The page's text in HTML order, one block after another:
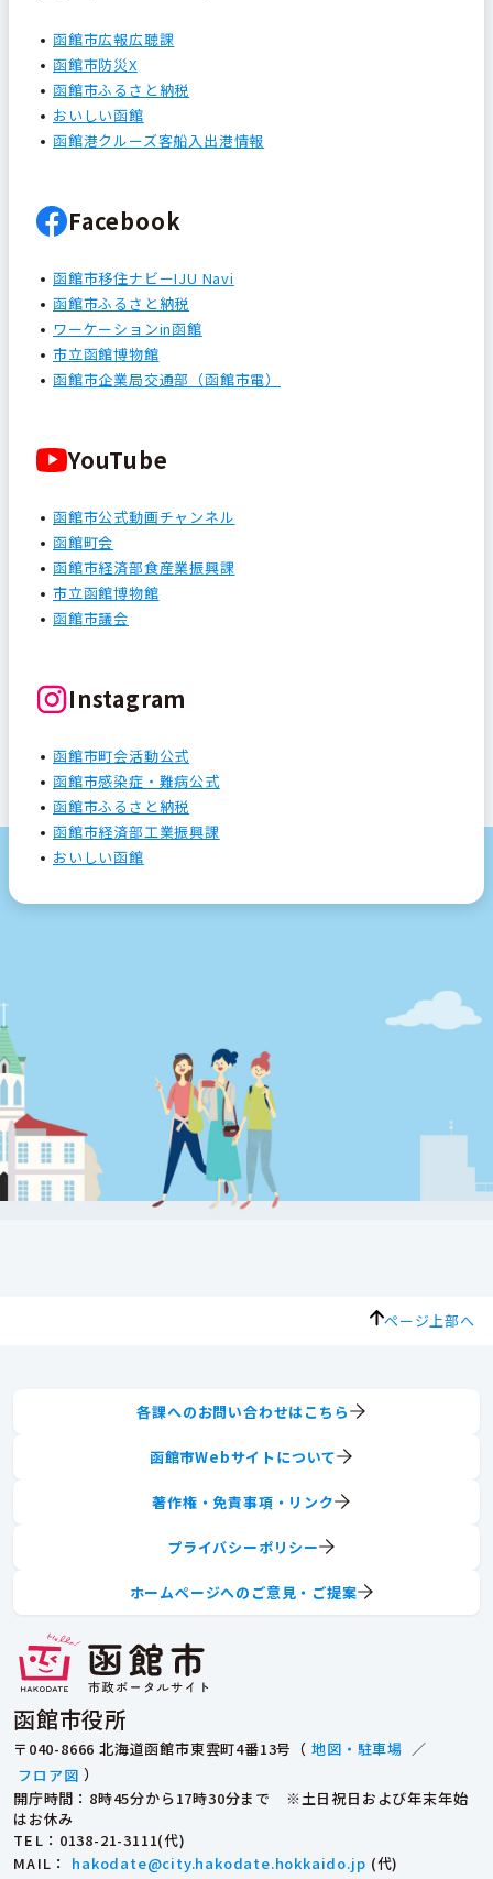
函館市広報広聴課
函館市防災X
函館市ふるさと納税
おいしい函館
函館港クルーズ客船入出港情報
Facebook
函館市移住ナビーIJU Navi
函館市ふるさと納税
ワーケーションin函館
市立函館博物館
函館市企業局交通部（函館市電）
YouTube
函館市公式動画チャンネル
函館町会
函館市経済部食産業振興課
市立函館博物館
函館市議会
Instagram
函館市町会活動公式
函館市感染症・難病公式
函館市ふるさと納税
函館市経済部工業振興課
おいしい函館
ページ上部へ
函館市役所
〒040-8666 北海道函館市東雲町4番13号（ 地図・駐車場 ／
フロア図 ）
開庁時間：8時45分から17時30分まで ※土日祝日および年末年始
はお休み
TEL ：0138-21-3111(代)
MAIL ： hakodate@city.hakodate.hokkaido.jp (代)
各課へのお問い合わせはこちら
函館市Webサイトについて
著作権・免責事項・リンク
プライバシーポリシー
ホームページへのご意見・ご提案